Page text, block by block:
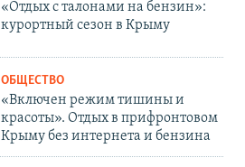
«Отдых с талонами на бензин»:
курортный сезон в Крыму
ОБЩЕСТВО
«Включен режим тишины и
красоты». Отдых в прифронтовом
Крыму без интернета и бензина